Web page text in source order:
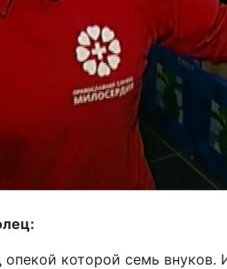
которой семь внуков.